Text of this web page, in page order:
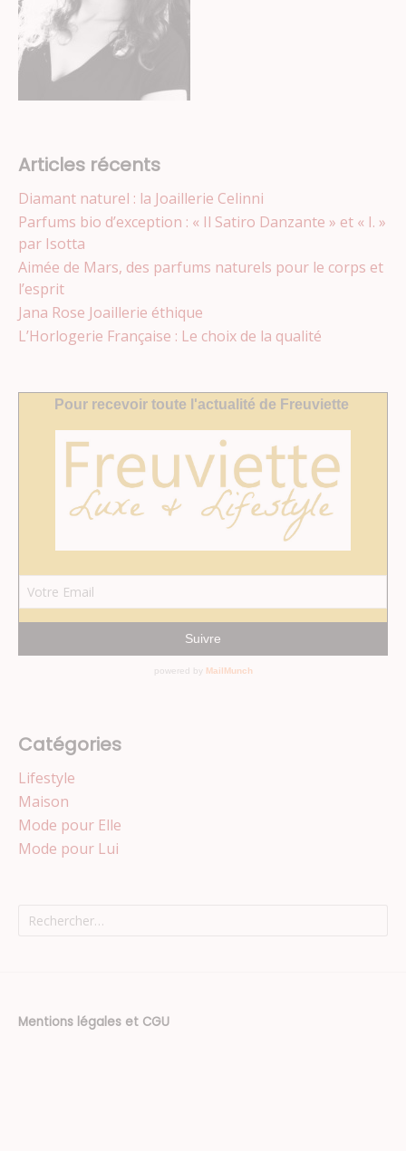
Articles récents
Diamant naturel : la Joaillerie Celinni
Parfums bio d’exception : « Il Satiro Danzante » et « I. »
par Isotta
Aimée de Mars, des parfums naturels pour le corps et
l’esprit
Jana Rose Joaillerie éthique
L’Horlogerie Française : Le choix de la qualité
Catégories
Lifestyle
Maison
Mode pour Elle
Mode pour Lui
Rechercher :
Mentions légales et CGU